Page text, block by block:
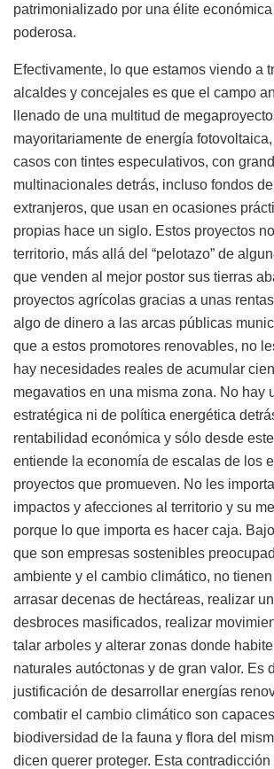
patrimonializado por una élite
poderosa.
Efectivamente, lo que estamos viendo a
alcaldes y concejales es que el campo
llenado de una multitud de
mayoritariamente de energía
casos con tintes especulativos, con
multinacionales detrás, incluso fondos
extranjeros, que usan en ocasiones
propias hace un siglo. Estos proyectos
territorio, más allá del “pelotazo” de
que venden al mejor postor sus tierras
proyectos agrícolas gracias a unas
algo de dinero a las arcas públicas
que a estos promotores renovables, no
hay necesidades reales de acumular
megavatios en una misma zona. No hay
estratégica ni de política energética
rentabilidad económica y sólo desde
entiende la economía de escalas de los
proyectos que promueven. No les
impactos y afecciones al territorio y su
porque lo que importa es hacer caja.
que son empresas sostenibles
ambiente y el cambio climático, no
arrasar decenas de hectáreas, realizar
desbroces masificados, realizar
talar arboles y alterar zonas donde
naturales autóctonas y de gran valor. Es
justificación de desarrollar energías
combatir el cambio climático son
biodiversidad de la fauna y flora del
dicen querer proteger. Esta